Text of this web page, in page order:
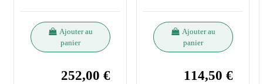
Ajouter au
panier
252,00 €
Ajouter au
panier
114,50 €